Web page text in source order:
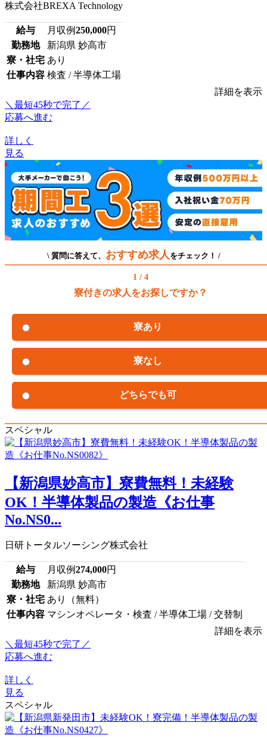
株式会社BREXA Technology
給与 月収例250,000円
勤務地
新潟県 妙高市
寮・社宅 あり
仕事内容 検査 / 半導体工場
詳細を表示
＼最短45秒で完了／
応募へ進む
詳しく
見る
\ 質問に答えて、 おすすめ求人 をチェック！ /
1 / 4
寮付きの求人をお探しですか？
寮あり
寮なし
どちらでも可
スペシャル
【新潟県妙高市】寮費無料！未経験
OK！半導体製品の製造《お仕事
No.NS0...
日研トータルソーシング株式会社
給与 月収例274,000円
勤務地
新潟県 妙高市
寮・社宅 あり（無料）
仕事内容 マシンオペレータ・検査 / 半導体工場 / 交替制
詳細を表示
＼最短45秒で完了／
応募へ進む
詳しく
見る
スペシャル